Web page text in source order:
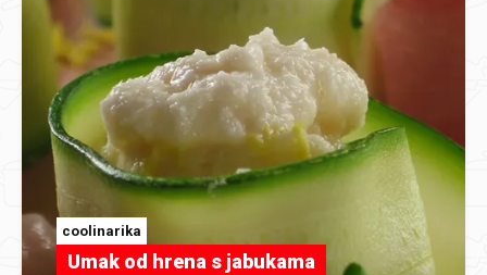
coolinarika
Umak od hrena s jabukama